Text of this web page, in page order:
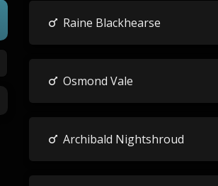
Raine Blackhearse
Osmond Vale
Archibald Nightshroud